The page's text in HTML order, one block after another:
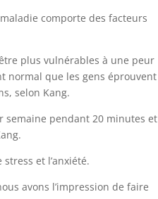
comporte des facteurs
plus vulnérables à une peur
normal que les gens éprouvent
selon Kang.
semaine pendant 20 minutes et
et l’anxiété.
avons l’impression de faire